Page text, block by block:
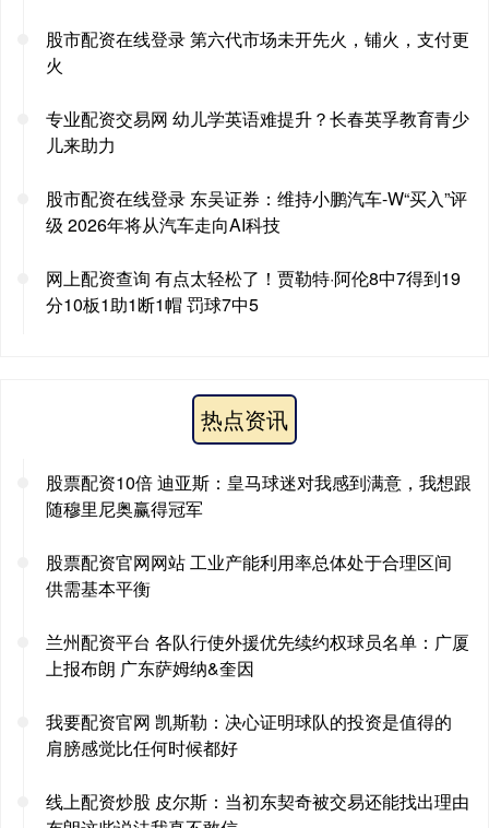
股市配资在线登录 第六代市场未开先火，铺火，支付更
火
专业配资交易网 幼儿学英语难提升？长春英孚教育青少
儿来助力
股市配资在线登录 东吴证券：维持小鹏汽车-W“买入”评
级 2026年将从汽车走向AI科技
网上配资查询 有点太轻松了！贾勒特·阿伦8中7得到19
分10板1助1断1帽 罚球7中5
热点资讯
股票配资10倍 迪亚斯：皇马球迷对我感到满意，我想跟
随穆里尼奥赢得冠军
股票配资官网网站 工业产能利用率总体处于合理区间
供需基本平衡
兰州配资平台 各队行使外援优先续约权球员名单：广厦
上报布朗 广东萨姆纳&奎因
我要配资官网 凯斯勒：决心证明球队的投资是值得的
肩膀感觉比任何时候都好
线上配资炒股 皮尔斯：当初东契奇被交易还能找出理由